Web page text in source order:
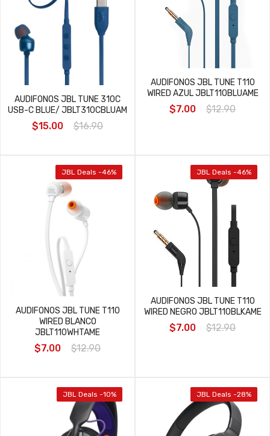
AUDIFONOS JBL TUNE 310C
USB-C BLUE/ JBLT310CBLUAM
$15.00 $16.90
AUDIFONOS JBL TUNE T110
WIRED AZUL JBLT110BLUAME
$7.00 $12.90
JBL Deals -46%
AUDIFONOS JBL TUNE T110
WIRED BLANCO
JBLT110WHTAME
$7.00 $12.90
JBL Deals -46%
AUDIFONOS JBL TUNE T110
WIRED NEGRO JBLT110BLKAME
$7.00 $12.90
JBL Deals -10% JBL Deals -28%